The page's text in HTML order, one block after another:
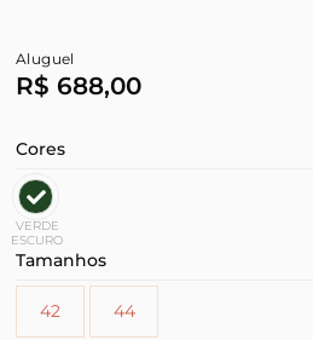
Aluguel
R$ 688,00
Cores
VERDE
ESCURO
Tamanhos
42 44